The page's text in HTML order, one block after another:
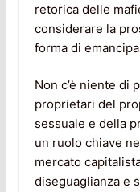
retorica delle
considerare la
forma di
Non c’è niente di
proprietari del
sessuale e della
un ruolo chiave
mercato
diseguaglianza e